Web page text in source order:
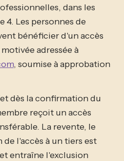
dans les
Les personnes de
bénéficier d'un accès
adressée à
, soumise à approbation
dès la confirmation du
reçoit un accès
La revente, le
de l'accès à un tiers est
entraîne l'exclusion